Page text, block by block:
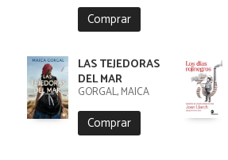
Comprar
LAS TEJEDORAS
DEL MAR
GORGAL, MAICA
Comprar